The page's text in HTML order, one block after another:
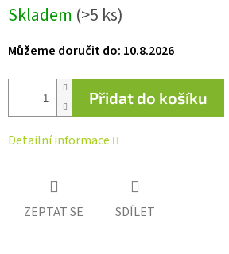
cena:
Skladem (>5 ks)
Můžeme doručit do: 10.8.2026
Přidat do košíku
Detailní informace
ZEPTAT SE SDÍLET